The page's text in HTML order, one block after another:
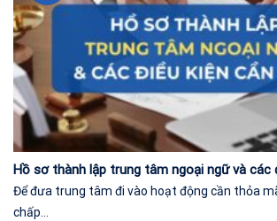
Hồ sơ thành lập trung tâm ngoại ngữ và các
Để đưa trung tâm đi vào hoạt động cần thỏa
chấp...